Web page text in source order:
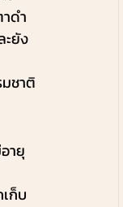
ดำ
ะยัง
ชาติ
ายุ
ก็บ